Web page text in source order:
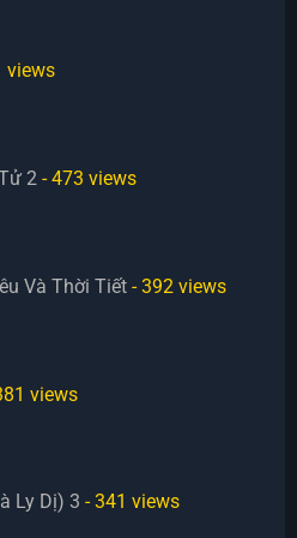
views
2 - 473 views
Và Thời Tiết - 392 views
views
Ly Dị) 3 - 341 views